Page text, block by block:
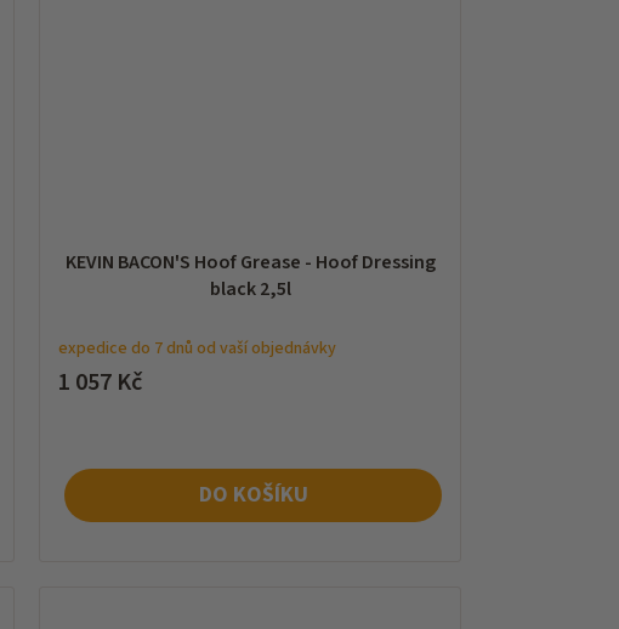
KEVIN BACON'S Hoof Grease - Hoof Dressing
black 2,5l
expedice do 7 dnů od vaší objednávky
1 057 Kč
DO KOŠÍKU